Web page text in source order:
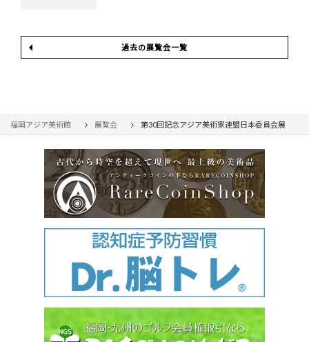
過去の展覧会一覧
福岡アジア美術館 展覧会 第30回記念アジア美術家連盟日本委員会展